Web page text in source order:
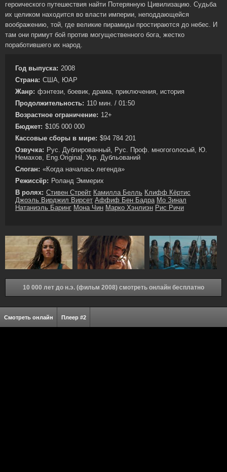
героического путешествия найти Потерянную Цивилизацию. Судьба
их целиком находится во власти империи, неподдающейся
воображению, той, где великие пирамиды простираются до небес. И
там они примут бой против могущественного бога, жестко
поработившего их народ.
Год выпуска: 2008
Страна: США, ЮАР
Жанр: фэнтези, боевик, драма, приключения, история
Продолжительность: 110 мин. / 01:50
Возрастное ограничение: 12+
Бюджет: $105 000 000
Кассовые сборы в мире: $94 784 201
Озвучка: Рус. Дублированный, Рус. Проф. многоголосый, Ю.
Немахов, Eng.Original, Укр. Дубльований
Слоган: «Когда началась легенда»
Режиссёр: Роланд Эммерих
В ролях: Стивен Стрейт Камилла Белль Клифф Кёртис
Джоэль Вирджил Вирсет Аффиф Бен Бадра Мо Зинал
Натаниэль Баринг Мона Чин Марко Хэнлиэн Рис Ричи
10 000 лет до н.э. (фильм 2008) смотреть онлайн бесплатно
Смотреть онлайн Плеер #2